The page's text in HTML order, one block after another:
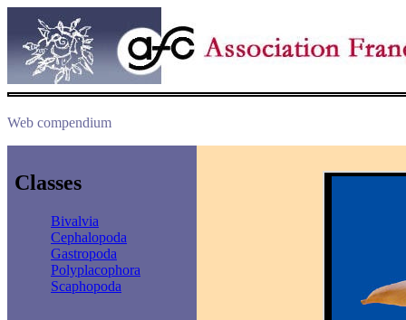
Web compendium
Classes
Bivalvia
Cephalopoda
Gastropoda
Polyplacophora
Scaphopoda